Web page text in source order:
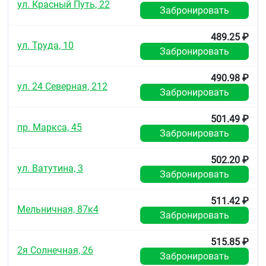
Срок годности
3 года.
Таблетки для рассасывания [клубничные]:2 года.
Не использовать после истечения срока годности.
Условия отпуска
ул. Красный Путь, 22
Забронировать
ул. Труда, 10
489.25 ₽
Забронировать
ул. 24 Северная, 212
490.98 ₽
Забронировать
пр. Маркса, 45
501.49 ₽
Забронировать
ул. Ватутина, 3
502.20 ₽
Забронировать
Мельничная, 87к4
511.42 ₽
Забронировать
2я Солнечная, 26
515.85 ₽
Забронировать